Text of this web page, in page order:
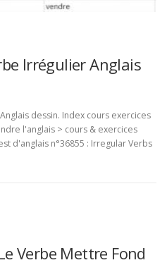
Irrégulier Anglais
dessin. Index cours exercices
l'anglais > cours & exercices
d'anglais n°36855 : Irregular Verbs
Verbe Mettre Fond